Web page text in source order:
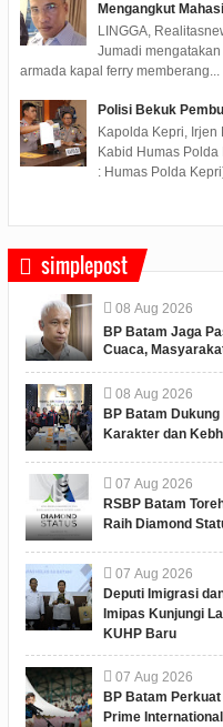
Mengangkut
LINGGA,
Jumadi
armada kapal ferry memberang...
Polisi Bekuk
Kapolda Kepri,
Kabid Humas
: Humas Polda
simplepost
08 Aug 2026
BP Batam Jaga
Cuaca,
08 Aug 2026
BP Batam
Karakter dan
07 Aug 2026
RSBP Batam
Raih Diamond
07 Aug 2026
Deputi Imigrasi
Imipas Kunjungi
KUHP Baru
07 Aug 2026
BP Batam Perkuat
Prime